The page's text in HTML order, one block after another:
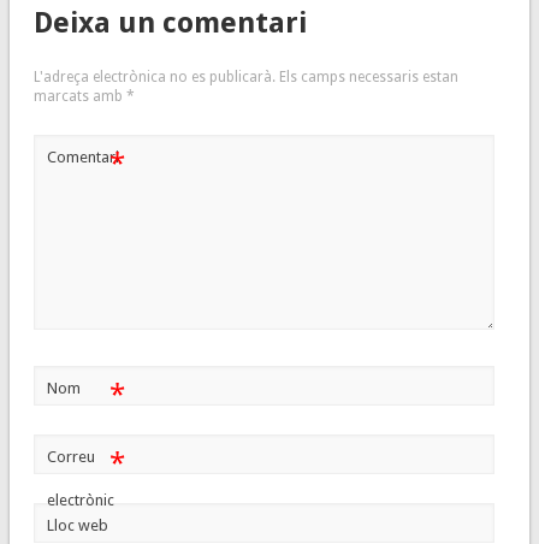
Deixa un comentari
L'adreça electrònica no es publicarà. Els camps necessaris estan
marcats amb *
Comentari*
Nom *
Correu
electrònic
*
Lloc web